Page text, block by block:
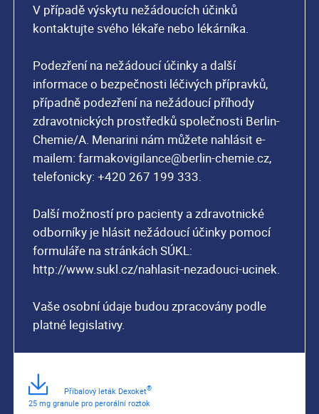
V případě výskytu nežádoucích účinků
kontaktujte svého lékaře nebo lékárníka.
Podezření na nežádoucí účinky a další
informace o bezpečnosti léčivých přípravků,
případně podezření na nežádoucí příhody
zdravotnických prostředků společnosti Berlin-
Chemie/A. Menarini nám můžete nahlásit e-
mailem: farmakovigilance@berlin-chemie.cz,
telefonicky: +420 267 199 333.
Další možností pro pacienty a zdravotnické
odborníky je hlásit nežádoucí účinky pomocí
formuláře na stránkách SÚKL:
http://www.sukl.cz/nahlasit-nezadouci-ucinek.
Vaše osobní údaje budou zpracovány podle
platné legislativy.
Příbalový leták Dexoket®
25 mg granule pro perorální roztok